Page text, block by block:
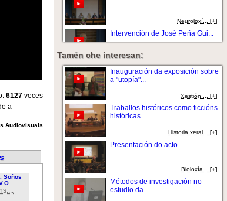
6127 veces
a
Audiovisuais
Soños
Neuroloxí...[+]
Intervención de José Peña Gui...
Intervención de Jaime Rodríguez
Sacr...
Neuroloxí...[+]
Intervención de Socorro
Rodríguez Ho...
Neuroloxí...[+]
Intervención de Adriana
Neuroloxí...[+]
Intervención de María Dolores
Domínguez...
Tamén che interesan:
Inauguración da exposición sobre
a "utopía"...
Xestión ...[+]
Traballos históricos como ficcións
históricas...
Historia xeral... [+]
Presentación do acto...
Bioloxí­a...[+]
Métodos de investigación no
estudio da...